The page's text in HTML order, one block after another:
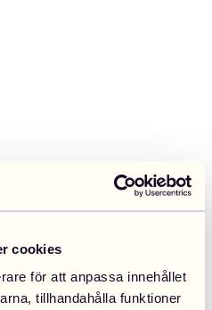
cookies
för att anpassa innehållet
tillhandahålla funktioner